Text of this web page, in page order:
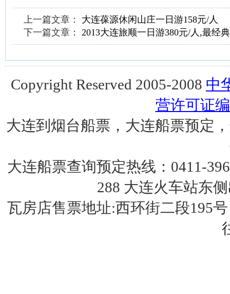
上一篇文章： 大连葆源休闲山庄一日游158元/人
下一篇文章： 2013大连旅顺一日游380元/人,最经
Copyright Reserved 2005-2008 中
营许可证
大连到烟台船票，大连船票预定
大连船票查询预定热线：0411-
288 大连火车站东
瓦房店售票地址:西环街二段195